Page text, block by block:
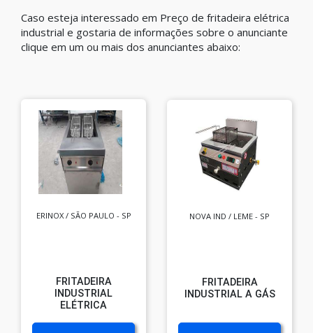
Caso esteja interessado em Preço de fritadeira elétrica
industrial e gostaria de informações sobre o anunciante
clique em um ou mais dos anunciantes abaixo:
ERINOX / SÃO PAULO - SP
FRITADEIRA
INDUSTRIAL
ELÉTRICA
NOVA IND / LEME - SP
FRITADEIRA
INDUSTRIAL A GÁS